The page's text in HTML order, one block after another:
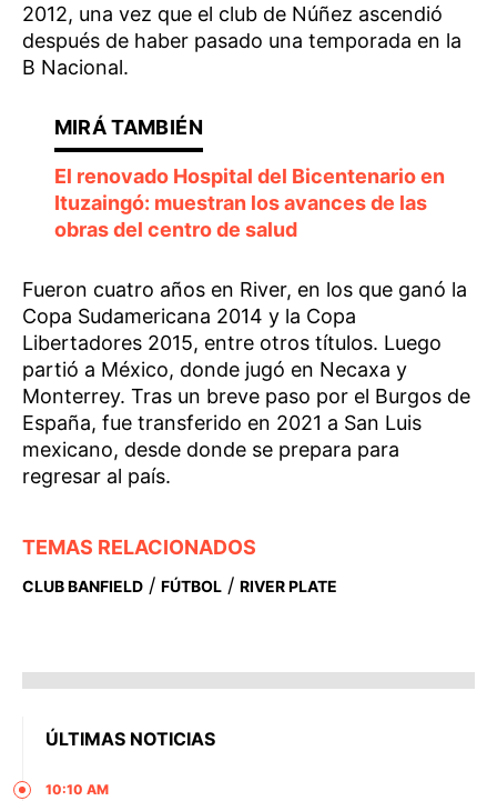
2012, una vez que el club de Núñez ascendió
después de haber pasado una temporada en la
B Nacional.
El renovado Hospital del Bicentenario en
Ituzaingó: muestran los avances de las
obras del centro de salud
Fueron cuatro años en River, en los que ganó la
Copa Sudamericana 2014 y la Copa
Libertadores 2015, entre otros títulos. Luego
partió a México, donde jugó en Necaxa y
Monterrey. Tras un breve paso por el Burgos de
España, fue transferido en 2021 a San Luis
mexicano, desde donde se prepara para
regresar al país.
TEMAS RELACIONADOS
CLUB BANFIELD / FÚTBOL / RIVER PLATE
ÚLTIMAS NOTICIAS
10:10 AM